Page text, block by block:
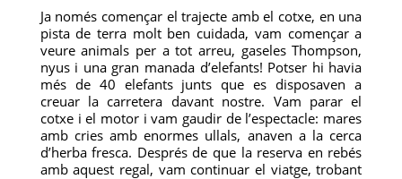
Ja només començar el trajecte amb el cotxe, en una
pista de terra molt ben cuidada, vam començar a
veure animals per a tot arreu, gaseles Thompson,
nyus i una gran manada d’elefants! Potser hi havia
més de 40 elefants junts que es disposaven a
creuar la carretera davant nostre. Vam parar el
cotxe i el motor i vam gaudir de l’espectacle: mares
amb cries amb enormes ullals, anaven a la cerca
d’herba fresca. Després de que la reserva en rebés
amb aquest regal, vam continuar el viatge, trobant